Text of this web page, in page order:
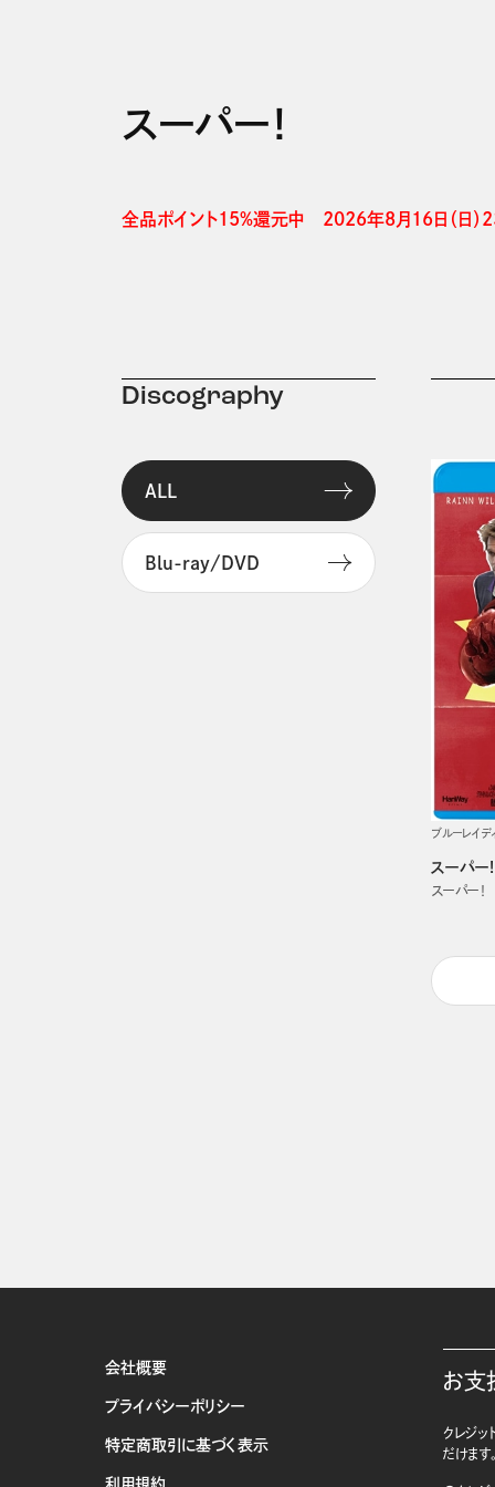
スーパー！
全品ポイント15%還元中　2026年8月16日（日
Discography
ALL
Blu-ray/DVD
ブルーレイデ
スーパー!
スーパー！
会社概要
プライバシーポリシー
特定商取引に基づく表示
利用規約
お支
クレジッ
だけます